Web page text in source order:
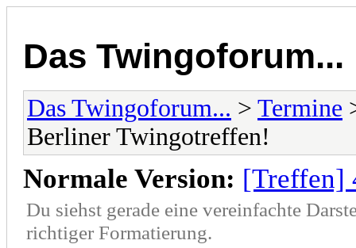
Das Twingoforum...
Das Twingoforum... > Termine
Berliner Twingotreffen!
Normale Version: [Treffen]
Du siehst gerade eine vereinfachte
richtiger Formatierung.